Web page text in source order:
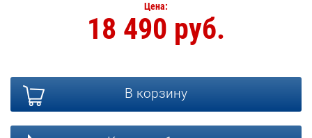
Цена:
18 490 руб.
В корзину